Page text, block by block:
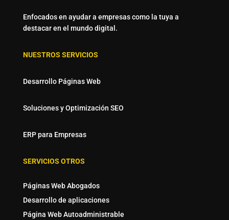
Enfocados en ayudar a empresas como la tuya a
destacar en el mundo digital.
NUESTROS SERVICIOS
Desarrollo Páginas Web
Soluciones y Optimización SEO
ERP para Empresas
SERVICIOS OTROS
Páginas Web Abogados
Desarrollo de aplicaciones
Página Web Autoadministrable